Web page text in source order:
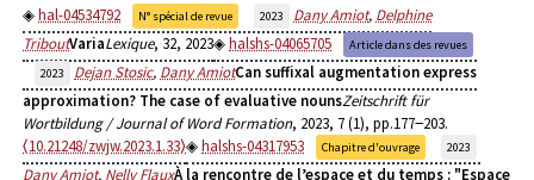
hal-04534792 N° spécial de revue 2023 Dany Amiot, Delphine
TriboutVariaLexique, 32, 2023 halshs-04065705
Article dans des revues
2023
Dejan Stosic, Dany AmiotCan suffixal augmentation express
approximation? The case of evaluative nounsZeitschrift für
Wortbildung / Journal of Word Formation, 2023, 7 (1), pp.177‒203.
⟨10.21248/zwjw.2023.1.33⟩
halshs-04317953 Chapitre d'ouvrage 2023
Dany Amiot, Nelly FlauxÀ la rencontre de l’espace et du temps : "Espace